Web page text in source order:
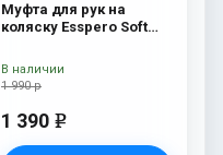
Муфта для рук на
коляску Esspero Soft
1 990 р
1 390 e
В наличии